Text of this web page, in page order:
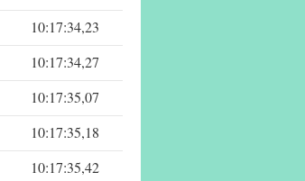
10:17:34,23
10:17:34,27
10:17:35,07
10:17:35,18
10:17:35,42